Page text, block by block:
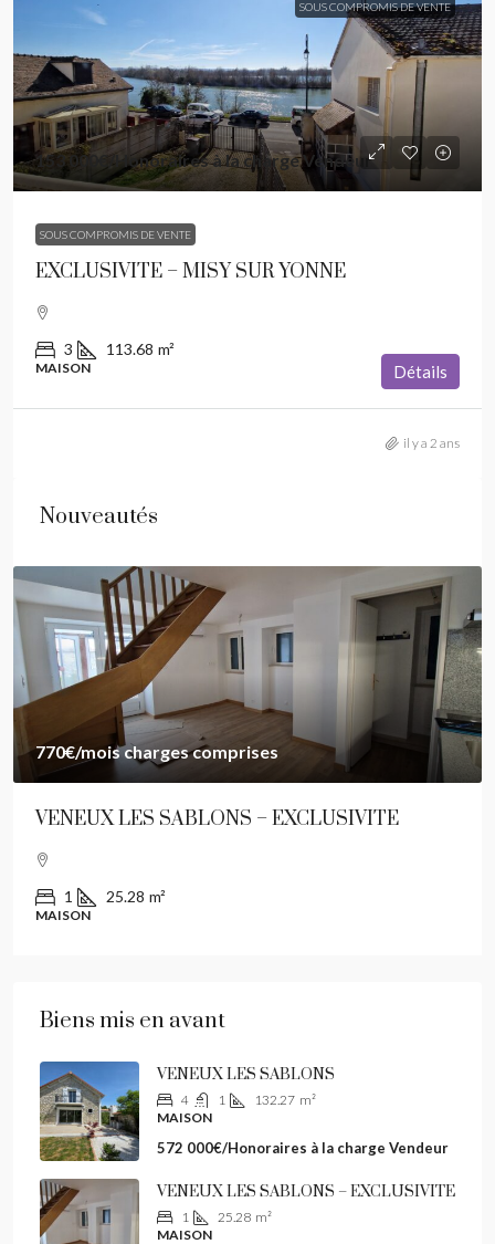
SOUS COMPROMIS DE VENTE
153 000€ /Honoraires à la charge Vendeur
SOUS COMPROMIS DE VENTE
EXCLUSIVITE – MISY SUR YONNE
3 113.68 m²
MAISON Détails
il y a 2 ans
Nouveautés
770€/mois charges comprises
VENEUX LES SABLONS – EXCLUSIVITE
1 25.28 m²
MAISON
Biens mis en avant
VENEUX LES SABLONS
4 1 132.27 m²
MAISON
572 000€/Honoraires à la charge Vendeur
VENEUX LES SABLONS – EXCLUSIVITE
1 25.28 m²
MAISON